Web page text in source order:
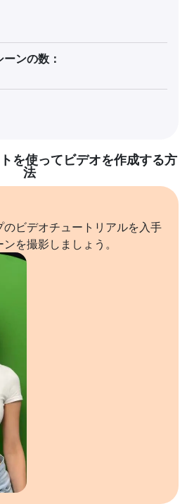
ンの数：
を使ってビデオを作成する方
法
ビデオチュートリアルを入手
を撮影しましょう。